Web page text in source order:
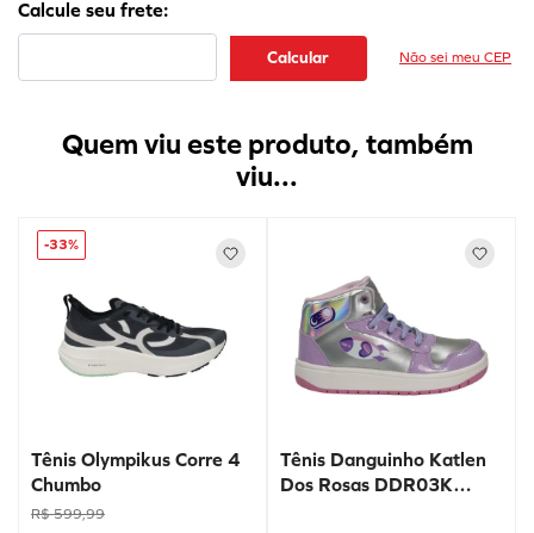
Não sei meu CEP
Quem viu este produto, também
viu...
-33%
Tênis Olympikus Corre 4
Chumbo
R$ 599,99
Tênis Danguinho Katlen
Dos Rosas DDR03K